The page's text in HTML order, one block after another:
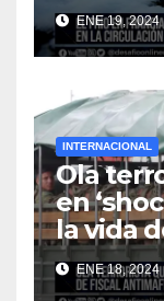
ENE 19, 2024
INTERNACIONAL
Ola
en
la vida
ENE 18, 2024